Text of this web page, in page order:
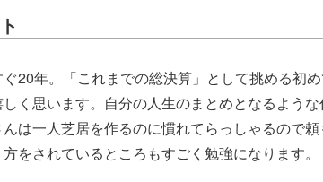
20年。「これまでの総決算」として挑める初
く思います。自分の人生のまとめとなるよう
は一人芝居を作るのに慣れてらっしゃるので
をされているところもすごく勉強になります。